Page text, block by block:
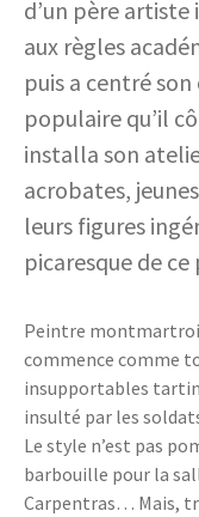
d’un père
aux règles
puis a centré
populaire qu’il
installa son
acrobates,
leurs figures
picaresque de
Peintre
commence comme
insupportables
insulté par les
Le style n’est pas
barbouille pour la
Carpentras… Mais,